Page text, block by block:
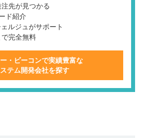
先が見つかる
ド紹介
ルジュがサポート
で完全無料
・ビーコンで実績豊富な
テム開発会社を探す